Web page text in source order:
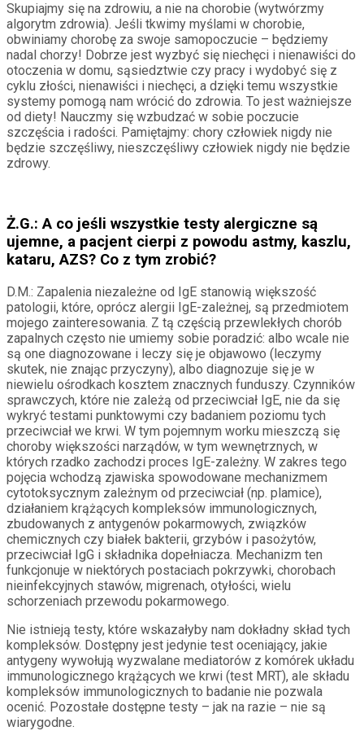
Skupiajmy się na zdrowiu, a nie na chorobie (wytwórzmy
algorytm zdrowia). Jeśli tkwimy myślami w chorobie,
obwiniamy chorobę za swoje samopoczucie – będziemy
nadal chorzy! Dobrze jest wyzbyć się niechęci i nienawiści do
otoczenia w domu, sąsiedztwie czy pracy i wydobyć się z
cyklu złości, nienawiści i niechęci, a dzięki temu wszystkie
systemy pomogą nam wrócić do zdrowia. To jest ważniejsze
od diety! Nauczmy się wzbudzać w sobie poczucie
szczęścia i radości. Pamiętajmy: chory człowiek nigdy nie
będzie szczęśliwy, nieszczęśliwy człowiek nigdy nie będzie
zdrowy.
Ż.G.: A co jeśli wszystkie testy alergiczne są
ujemne, a pacjent cierpi z powodu astmy, kaszlu,
kataru, AZS? Co z tym zrobić?
D.M.: Zapalenia niezależne od IgE stanowią większość
patologii, które, oprócz alergii IgE-zależnej, są przedmiotem
mojego zainteresowania. Z tą częścią przewlekłych chorób
zapalnych często nie umiemy sobie poradzić: albo wcale nie
są one diagnozowane i leczy się je objawowo (leczymy
skutek, nie znając przyczyny), albo diagnozuje się je w
niewielu ośrodkach kosztem znacznych funduszy. Czynników
sprawczych, które nie zależą od przeciwciał IgE, nie da się
wykryć testami punktowymi czy badaniem poziomu tych
przeciwciał we krwi. W tym pojemnym worku mieszczą się
choroby większości narządów, w tym wewnętrznych, w
których rzadko zachodzi proces IgE-zależny. W zakres tego
pojęcia wchodzą zjawiska spowodowane mechanizmem
cytotoksycznym zależnym od przeciwciał (np. plamice),
działaniem krążących kompleksów immunologicznych,
zbudowanych z antygenów pokarmowych, związków
chemicznych czy białek bakterii, grzybów i pasożytów,
przeciwciał IgG i składnika dopełniacza. Mechanizm ten
funkcjonuje w niektórych postaciach pokrzywki, chorobach
nieinfekcyjnych stawów, migrenach, otyłości, wielu
schorzeniach przewodu pokarmowego.
Nie istnieją testy, które wskazałyby nam dokładny skład tych
kompleksów. Dostępny jest jedynie test oceniający, jakie
antygeny wywołują wyzwalane mediatorów z komórek układu
immunologicznego krążących we krwi (test MRT), ale składu
kompleksów immunologicznych to badanie nie pozwala
ocenić. Pozostałe dostępne testy – jak na razie – nie są
wiarygodne.